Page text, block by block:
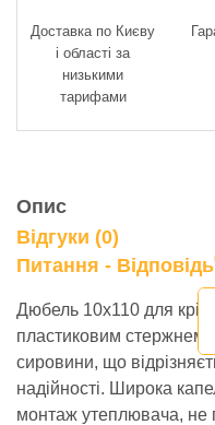
Доставка по Києву
і області за
низькими
тарифами
Опис
Відгуки (0)
Питання - Відповідь
Дюбель 10х110 для
пластиковим стержнем.
сировини, що
надійності. Широка
монтаж утеплювача, не